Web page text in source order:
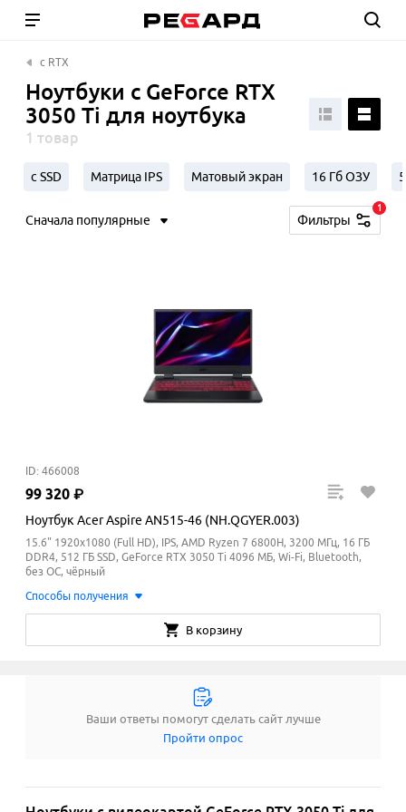
с RTX
Ноутбуки с GeForce RTX
3050 Ti для ноутбука
1 товар
с SSD Матрица IPS Матовый экран 16 Гб ОЗУ
Сначала популярные Фильтры
1
ID: 466008
99 320 ₽
Ноутбук Acer Aspire AN515-46 (NH.QGYER.003)
15.6" 1920x1080 (Full HD), IPS, AMD Ryzen 7 6800H, 3200 МГц, 16 ГБ
DDR4, 512 ГБ SSD, GeForce RTX 3050 Ti 4096 МБ, Wi-Fi, Bluetooth,
без ОС, чёрный
Способы получения
В корзину
Ваши ответы помогут сделать сайт лучше
Пройти опрос